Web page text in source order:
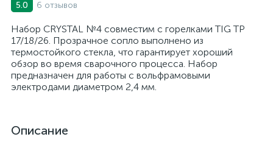
5.0 6 отзывов
Набор CRYSTAL №4 совместим с горелками TIG TP
17/18/26. Прозрачное сопло выполнено из
термостойкого стекла, что гарантирует хороший
обзор во время сварочного процесса. Набор
предназначен для работы с вольфрамовыми
электродами диаметром 2,4 мм.
Описание